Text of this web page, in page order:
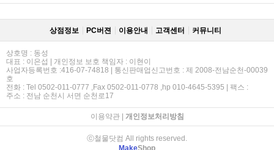
상점정보 PC버젼 이용안내 고객센터 커뮤니티
상호명 : 동성
대표 : 이은섭 | 개인정보 보호 책임자 : 이현이
사업자등록번호 :416-07-74818 | 통신판매업신고번호 : 제 2008-전남순천-00039
호
전화 : Tel 0502-011-0777 ,Fax 0502-011-0778 ,hp 010-4645-5395 | 팩스 :
주소 : 전남 순천시 서면 순천로17
이용약관| 개인정보처리방침
ⓒ철물닷컴 All rights reserved.
MakeShop